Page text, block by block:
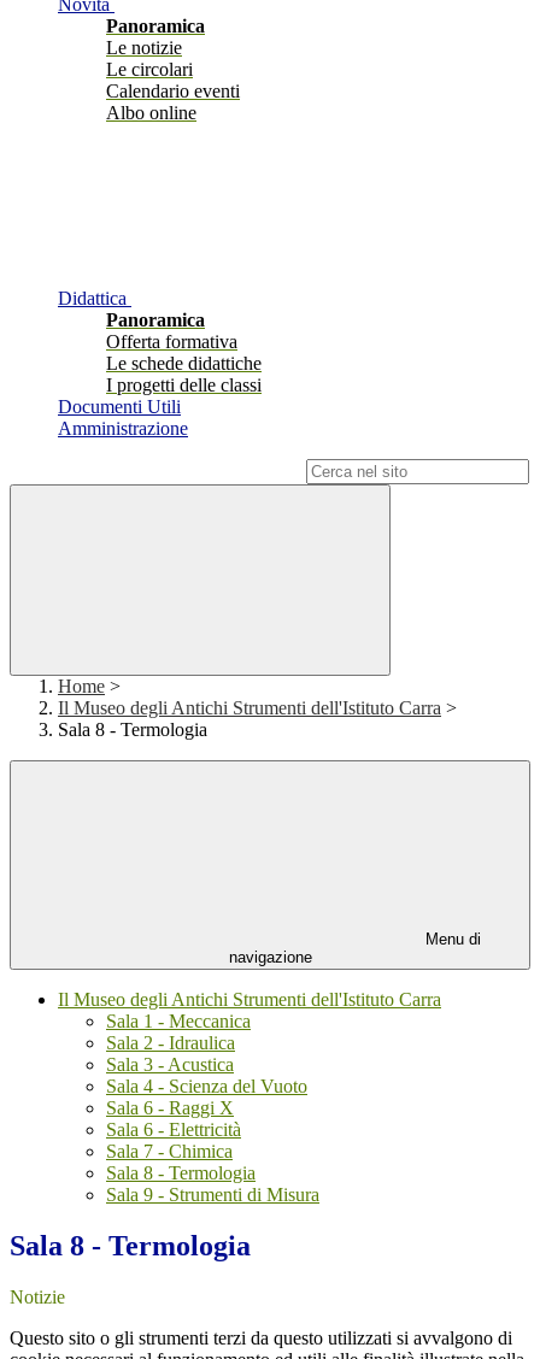
Novità
Panoramica
Le notizie
Le circolari
Calendario eventi
Albo online
Didattica
Panoramica
Offerta formativa
Le schede didattiche
I progetti delle classi
Documenti Utili
Amministrazione
Home >
Il Museo degli Antichi Strumenti dell'Istituto Carra >
Sala 8 - Termologia
Menu di
navigazione
Il Museo degli Antichi Strumenti dell'Istituto Carra
Sala 1 - Meccanica
Sala 2 - Idraulica
Sala 3 - Acustica
Sala 4 - Scienza del Vuoto
Sala 6 - Raggi X
Sala 6 - Elettricità
Sala 7 - Chimica
Sala 8 - Termologia
Sala 9 - Strumenti di Misura
Sala 8 - Termologia
Notizie
Questo sito o gli strumenti terzi da questo utilizzati si avvalgono di